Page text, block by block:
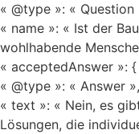
« @type »: « Question
« name »: « Ist der
wohlhabende
« acceptedAnswer »: {
« @type »: « Answer »,
« text »: « Nein, es
Lösungen, die